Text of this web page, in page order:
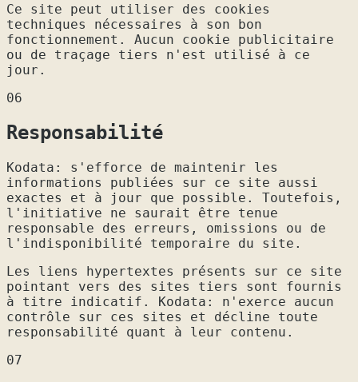
Ce site peut utiliser des cookies
techniques nécessaires à son bon
fonctionnement. Aucun cookie publicitaire
ou de traçage tiers n'est utilisé à ce
jour.
06
Responsabilité
Kodata: s'efforce de maintenir les
informations publiées sur ce site aussi
exactes et à jour que possible. Toutefois,
l'initiative ne saurait être tenue
responsable des erreurs, omissions ou de
l'indisponibilité temporaire du site.
Les liens hypertextes présents sur ce site
pointant vers des sites tiers sont fournis
à titre indicatif. Kodata: n'exerce aucun
contrôle sur ces sites et décline toute
responsabilité quant à leur contenu.
07